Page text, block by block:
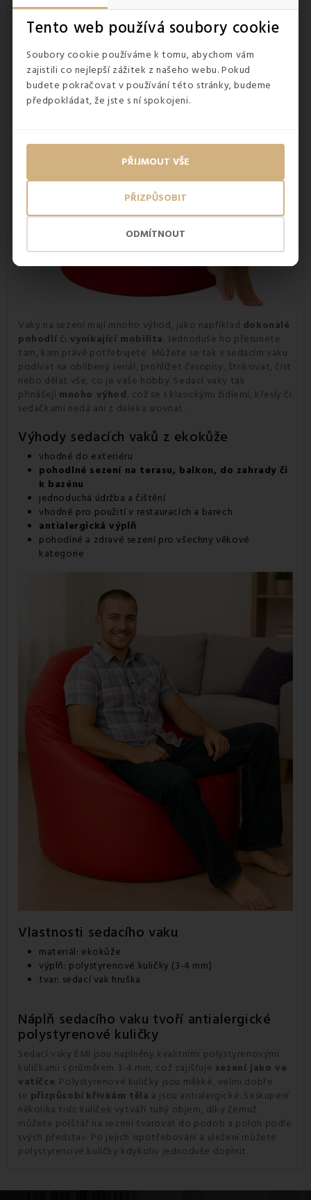
Tento web používá soubory cookie
Soubory cookie používáme k tomu, abychom vám
zajistili co nejlepší zážitek z našeho webu. Pokud
budete pokračovat v používání této stránky, budeme
předpokládat, že jste s ní spokojeni.
ODMÍTNOUT
PŘIZPŮSOBIT
PŘIJMOUT VŠE
okopíruje jeho tvar. Právě tím, že přiléhá k tělu,
vytváří oporu páteři a ramenům, čímž uvolní ztuhlé
svalstvo.
Vaky na sezení mají mnoho výhod, jako například dokonalé
pohodlí či vynikající mobilita. Jednoduše ho přesunete
tam, kam právě potřebujete. Můžete se tak v sedacím vaku
podívat na oblíbený seriál, prohlížet časopisy, štrikovat, číst
nebo dělat vše, co je vaše hobby. Sedací vaky tak
přinášejí mnoho výhod, což se s klasickými židlemi, křesly či
sedačkami nedá ani z daleka srovnat.
Výhody sedacích vaků z ekokůže
vhodné do exteriéru
pohodlné sezení na terasu, balkon, do zahrady či
k bazénu
jednoduchá údržba a čištění
vhodné pro použití v restauracích a barech
antialergická výplň
pohodlné a zdravé sezení pro všechny věkové
kategorie
Vlastnosti sedacího vaku
materiál: ekokůže
výplň: polystyrenové kuličky (3-4 mm)
tvar: sedací vak hruška
Náplň sedacího vaku tvoří antialergické
polystyrenové kuličky
Sedací vaky EMI jsou naplněny kvalitními polystyrenovými
kuličkami s průměrem 3-4 mm, což zajišťuje sezení jako ve
vatičce. Polystyrenové kuličky jsou měkké, velmi dobře
se přizpůsobí křivkám těla a jsou antialergické. Seskupení
několika tisíc kuliček vytváří tuhý objem, díky čemuž
můžete polštář na sezení tvarovat do podob a poloh podle
svých představ. Po jejich opotřebování a uležení můžete
polystyrenové kuličky kdykoliv jednoduše doplnit.